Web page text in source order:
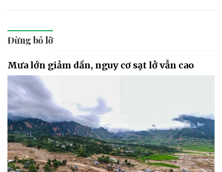
Đừng bỏ lỡ
Mưa lớn giảm dần, nguy cơ sạt lở vẫn cao